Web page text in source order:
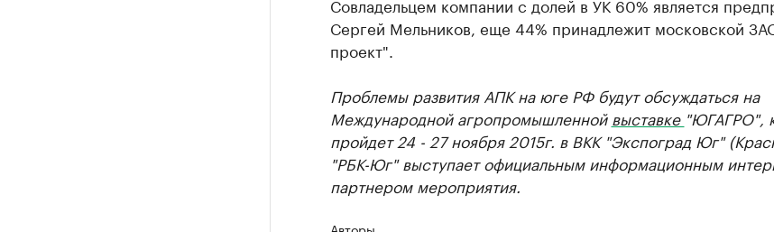
Сергей Мельников, еще 44% принадлежит московской
проект".
Проблемы развития АПК на юге РФ будут обсуждаться на
Международной агропромышленной выставке "ЮГАГРО",
пройдет 24 - 27 ноября 2015г. в ВКК "Экспоград Юг"
"РБК-Юг" выступает официальным информационным
партнером мероприятия.